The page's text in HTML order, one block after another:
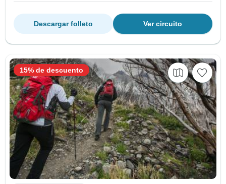
Ver circuito
Descargar folleto
15% de descuento